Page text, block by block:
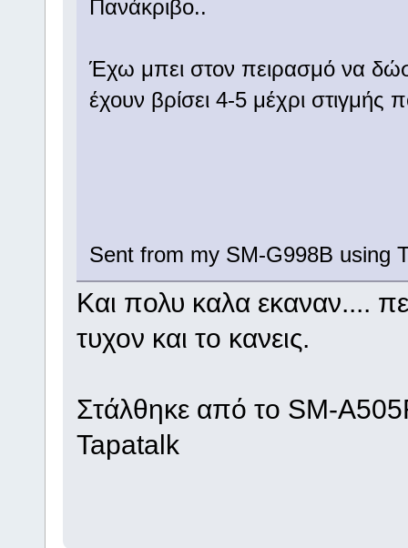
Πανάκριβο..
Έχω μπει στον πειρασμό να
έχουν βρίσει 4-5 μέχρι
Sent from my SM-G998B using
Και πολυ καλα εκαναν....
τυχον και το κανεις.
Στάλθηκε από το SM-
Tapatalk